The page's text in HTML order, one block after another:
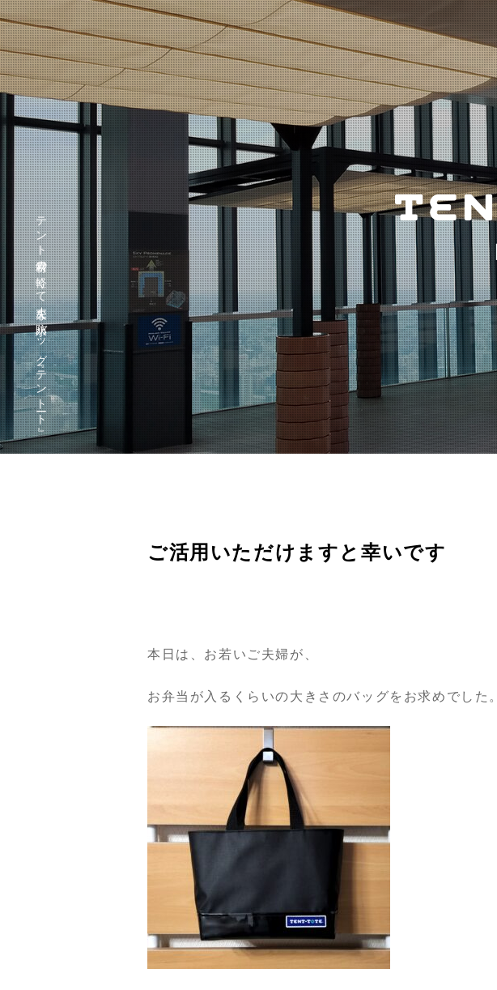
テント素材の軽くて丈夫な防水バッグ『テントート』
ご活用いただけますと幸いです
本日は、お若いご夫婦が、
お弁当が入るくらいの大きさのバッグをお求めでした。